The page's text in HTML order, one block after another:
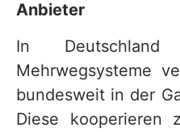
Anbieter
In
Mehrwegsysteme
bundesweit in der
Diese kooperieren